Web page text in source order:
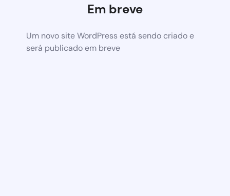
Em breve
Um novo site WordPress está sendo criado e
será publicado em breve